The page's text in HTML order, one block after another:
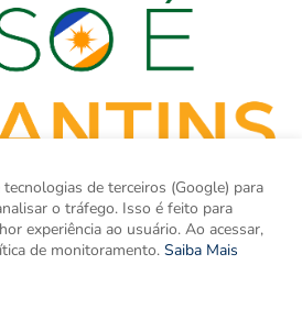
de terceiros (Google) para
o tráfego. Isso é feito para
experiência ao usuário. Ao acessar,
de monitoramento. Saiba Mais